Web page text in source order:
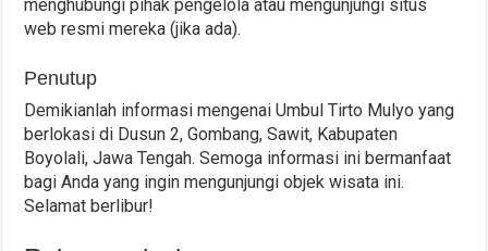
menghubungi pihak pengelola atau mengunjungi situs
web resmi mereka (jika ada).
Penutup
Demikianlah informasi mengenai Umbul Tirto Mulyo yang
berlokasi di Dusun 2, Gombang, Sawit, Kabupaten
Boyolali, Jawa Tengah. Semoga informasi ini bermanfaat
bagi Anda yang ingin mengunjungi objek wisata ini.
Selamat berlibur!